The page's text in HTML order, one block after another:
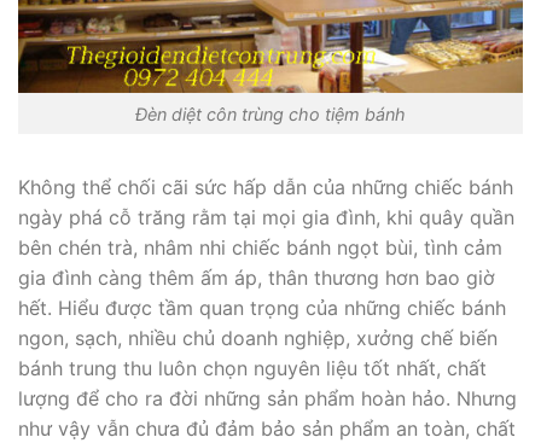
Đèn diệt côn trùng cho tiệm bánh
Không thể chối cãi sức hấp dẫn của những chiếc bánh
ngày phá cỗ trăng rằm tại mọi gia đình, khi quây quần
bên chén trà, nhâm nhi chiếc bánh ngọt bùi, tình cảm
gia đình càng thêm ấm áp, thân thương hơn bao giờ
hết. Hiểu được tầm quan trọng của những chiếc bánh
ngon, sạch, nhiều chủ doanh nghiệp, xưởng chế biến
bánh trung thu luôn chọn nguyên liệu tốt nhất, chất
lượng để cho ra đời những sản phẩm hoàn hảo. Nhưng
như vậy vẫn chưa đủ đảm bảo sản phẩm an toàn, chất